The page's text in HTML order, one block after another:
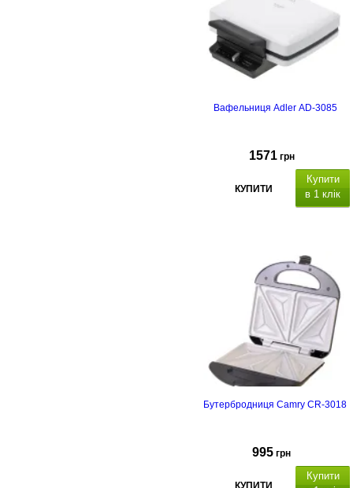
Вафельниця Adler AD-3085
1571 грн
КУПИТИ
Купити
в 1 клік
Бутербродниця Camry CR-3018
995 грн
Купити